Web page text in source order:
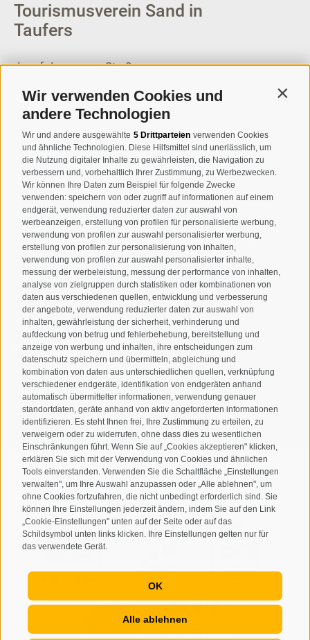
Wir verwenden Cookies und
andere Technologien
Wir und andere ausgewählte 5 Drittparteien verwenden Cookies
und ähnliche Technologien. Diese Hilfsmittel sind unerlässlich, um
die Nutzung digitaler Inhalte zu gewährleisten, die Navigation zu
verbessern und, vorbehaltlich Ihrer Zustimmung, zu Werbezwecken.
Wir können Ihre Daten zum Beispiel für folgende Zwecke
verwenden: speichern von oder zugriff auf informationen auf einem
endgerät, verwendung reduzierter daten zur auswahl von
werbeanzeigen, erstellung von profilen für personalisierte werbung,
verwendung von profilen zur auswahl personalisierter werbung,
erstellung von profilen zur personalisierung von inhalten,
verwendung von profilen zur auswahl personalisierter inhalte,
messung der werbeleistung, messung der performance von inhalten,
analyse von zielgruppen durch statistiken oder kombinationen von
daten aus verschiedenen quellen, entwicklung und verbesserung
der angebote, verwendung reduzierter daten zur auswahl von
inhalten, gewährleistung der sicherheit, verhinderung und
aufdeckung von betrug und fehlerbehebung, bereitstellung und
anzeige von werbung und inhalten, ihre entscheidungen zum
datenschutz speichern und übermitteln, abgleichung und
kombination von daten aus unterschiedlichen quellen, verknüpfung
verschiedener endgeräte, identifikation von endgeräten anhand
automatisch übermittelter informationen, verwendung genauer
standortdaten, geräte anhand von aktiv angeforderten informationen
identifizieren. Es steht Ihnen frei, Ihre Zustimmung zu erteilen, zu
verweigern oder zu widerrufen, ohne dass dies zu wesentlichen
Einschränkungen führt. Wenn Sie auf „Cookies akzeptieren" klicken,
erklären Sie sich mit der Verwendung von Cookies und ähnlichen
Tools einverstanden. Verwenden Sie die Schaltfläche „Einstellungen
verwalten", um Ihre Auswahl anzupassen oder „Alle ablehnen", um
ohne Cookies fortzufahren, die nicht unbedingt erforderlich sind. Sie
können Ihre Einstellungen jederzeit ändern, indem Sie auf den Link
„Cookie-Einstellungen" unten auf der Seite oder auf das
Schildsymbol unten links klicken. Ihre Einstellungen gelten nur für
das verwendete Gerät.
OK
Alle ablehnen
Tourismusverein Sand in
Taufers
Josef-Jungmann-Str. 8
MWSt.-Nr: 00518320213
T+39 0474 678076
info@taufers.com
Newsletteranmeldung
Ich habe dieDatenschutzbestimmungengelesen und
verstanden und stimme der Verarbeitung meiner
personenbezogenen Daten durch den Verantwortlichen zu
ANMELDEN
Sitemap • Impressum • Cookie-Richtlinie • Privacy •
Cookie Präferenzen • created with passion by